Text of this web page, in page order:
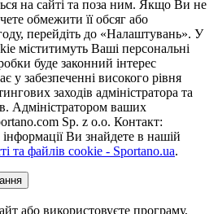
на сайті та поза ним. Якщо Ви не
обмежити її обсяг або
перейдіть до «Налаштувань». У
міститимуть Ваші персональні
буде законний інтерес
у забезпеченні високого рівня
заходів адміністратора та
Адміністратором ваших
Sp. z o.o. Контакт:
інформації Ви знайдете в нашій
та файлів cookie - Sportano.ua.
або використовуєте програму,